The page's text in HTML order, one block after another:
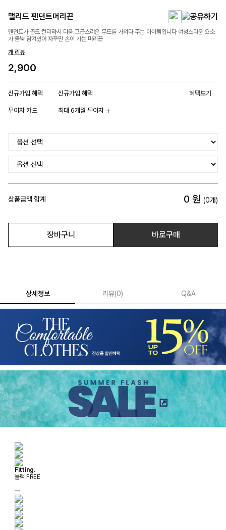
맬리드 펜던트머리끈
펜던트가 골드 컬러라서 더욱 고급스러운 무드를 가져다 주는 아이템입니다 여성스러운 요소
가 듬뿍 담겨있어 자꾸만 손이 가는 머리끈
개 리뷰
2,900
신규가입 혜택 신규가입 혜택 혜택보기
무이자 카드 최대 6개월 무이자
상품금액 합계 0 원 (0개)
장바구니 바로구매
상세정보 리뷰(0) Q&A
Fitting.
블랙 FREE
ㅡ